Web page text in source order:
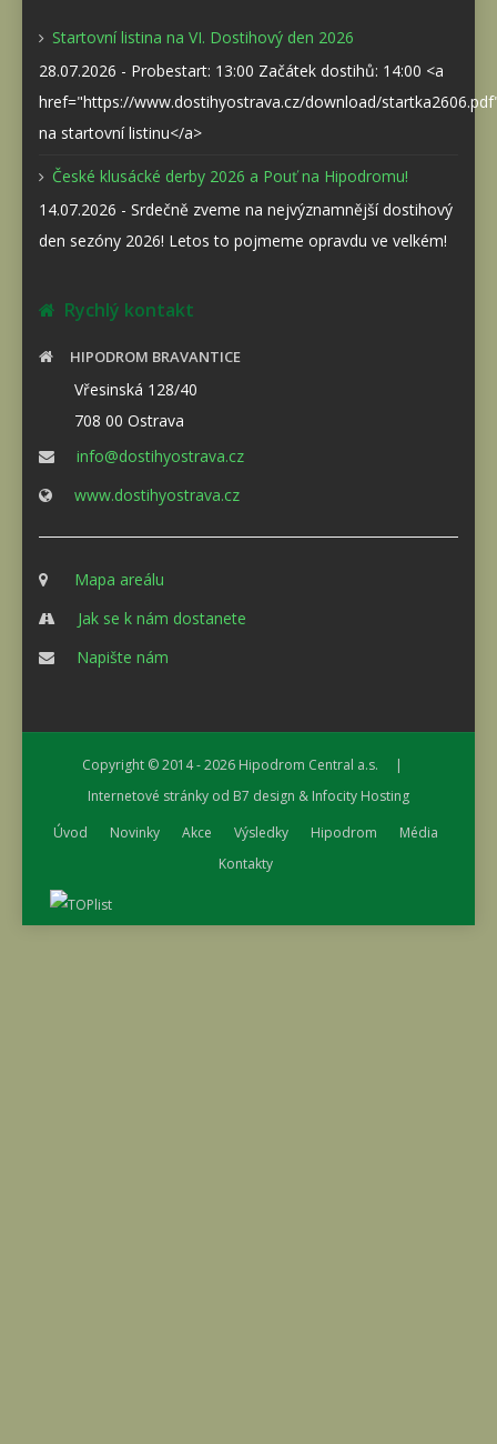
Startovní listina na VI. Dostihový den 2026
28.07.2026 - Probestart: 13:00 Začátek dostihů: 14:00 <a
href="https://www.dostihyostrava.cz/download/
na startovní listinu</a>
České klusácké derby 2026 a Pouť na Hipodromu!
14.07.2026 - Srdečně zveme na nejvýznamnější dostihový
den sezóny 2026! Letos to pojmeme opravdu ve velkém!
Rychlý kontakt
HIPODROM BRAVANTICE
Vřesinská 128/40
708 00 Ostrava
info@dostihyostrava.cz
www.dostihyostrava.cz
Mapa areálu
Jak se k nám dostanete
Napište nám
Copyright © 2014 - 2026 Hipodrom Central a.s. |
Internetové stránky od B7 design & Infocity Hosting
Úvod
Novinky Akce Výsledky Hipodrom
Média
Kontakty